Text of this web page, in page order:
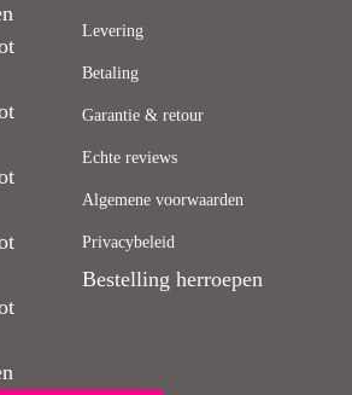
Levering
Betaling
Garantie & retour
Echte reviews
Algemene voorwaarden
Privacybeleid
Bestelling herroepen